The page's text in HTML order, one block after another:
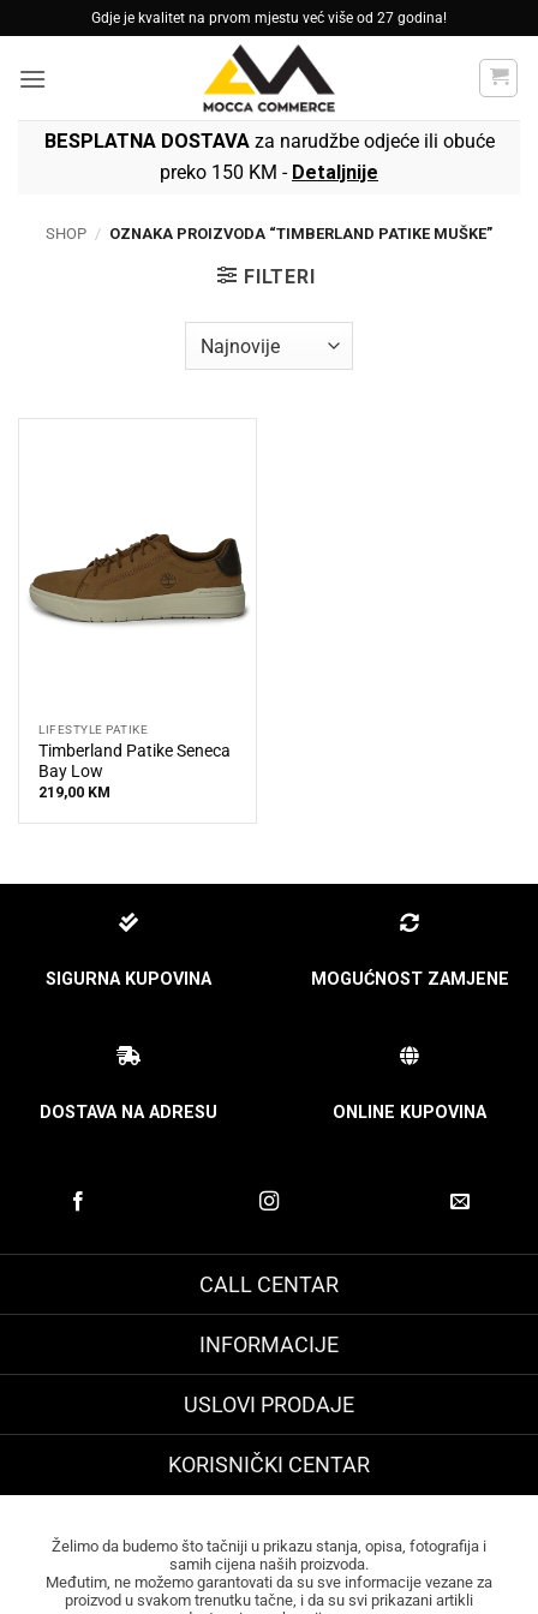
to
content
Gdje je kvalitet na prvom mjestu već više od 27 godina!
BESPLATNA DOSTAVAza narudžbe odjeće ili obuće
preko 150 KM - Detaljnije
SHOP / OZNAKA PROIZVODA “TIMBERLAND PATIKE MUŠKE”
FILTERI
LIFESTYLE PATIKE
Timberland Patike Seneca
Bay Low
219,00 KM
SIGURNA KUPOVINA MOGUĆNOST ZAMJENE
DOSTAVA NA ADRESU ONLINE KUPOVINA
CALL CENTAR
INFORMACIJE
USLOVI PRODAJE
KORISNIČKI CENTAR
Želimo da budemo što tačniji u prikazu stanja, opisa, fotografija i
samih cijena naših proizvoda.
Međutim, ne možemo garantovati da su sve informacije vezane za
proizvod u svakom trenutku tačne, i da su svi prikazani artikli